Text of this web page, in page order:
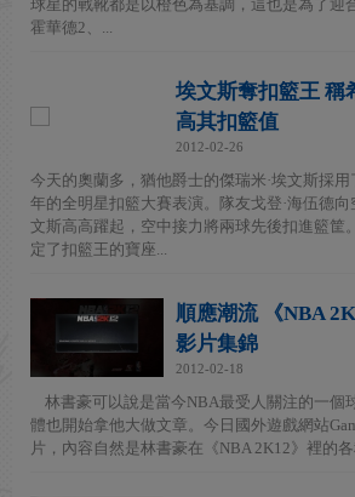
球星的戰靴都是以橙色為基調，這也是為了迎
霍華德2、...
埃文斯奪扣籃王 稱
高其扣籃值
2012-02-26
今天的奧蘭多，猶他爵士的傑瑞米·埃文斯採
年的全明星扣籃大賽表演。隊友戈登·海伍德
文斯高高躍起，空中接力將兩球先後扣進籃筐
定了扣籃王的寶座...
順應潮流 《NBA
影片集錦
2012-02-18
林書豪可以說是當今NBA最受人關注的一個
體也開始拿他大做文章。今日國外遊戲網站
片，內容自然是林書豪在《NBA 2K12》裡的